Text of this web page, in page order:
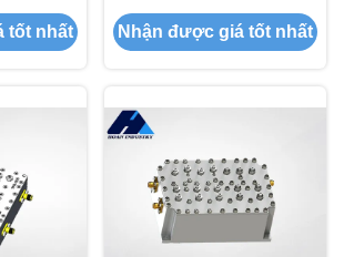
JT-
SMA
tốt nhất
tần không thấm nước
JT-DUP2072/2250-SMA
Nhận được giá tốt nhất